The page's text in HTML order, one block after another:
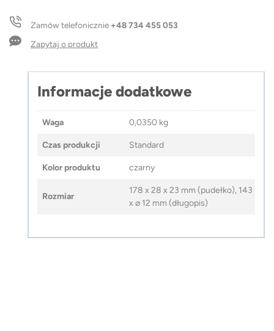
etui
OYA
Zamów telefonicznie +48 734 455 053
Zapytaj o produkt
Informacje dodatkowe
Waga 0,0350 kg
Czas produkcji Standard
Kolor produktu czarny
Rozmiar
178 x 28 x 23 mm (pudełko), 143
x ⌀ 12 mm (długopis)